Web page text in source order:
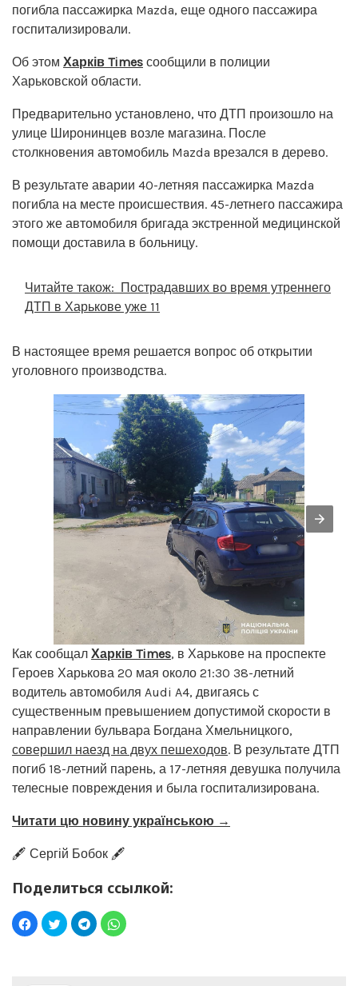
погибла пассажирка Mazda, еще одного пассажира
госпитализировали.
Об этом Харків Times сообщили в полиции
Харьковской области.
Предварительно установлено, что ДТП произошло на
улице Широнинцев возле магазина. После
столкновения автомобиль Mazda врезался в дерево.
В результате аварии 40-летняя пассажирка Mazda
погибла на месте происшествия. 45-летнего пассажира
этого же автомобиля бригада экстренной медицинской
помощи доставила в больницу.
Читайте також: Пострадавших во время утреннего
ДТП в Харькове уже 11
В настоящее время решается вопрос об открытии
уголовного производства.
Как сообщал Харків Times, в Харькове на проспекте
Героев Харькова 20 мая около 21:30 38-летний
водитель автомобиля Audi A4, двигаясь с
существенным превышением допустимой скорости в
направлении бульвара Богдана Хмельницкого,
совершил наезд на двух пешеходов. В результате ДТП
погиб 18-летний парень, а 17-летняя девушка получила
телесные повреждения и была госпитализирована.
Читати цю новину українською →
🖋️ Сергій Бобок 🖋️
Поделиться ссылкой: